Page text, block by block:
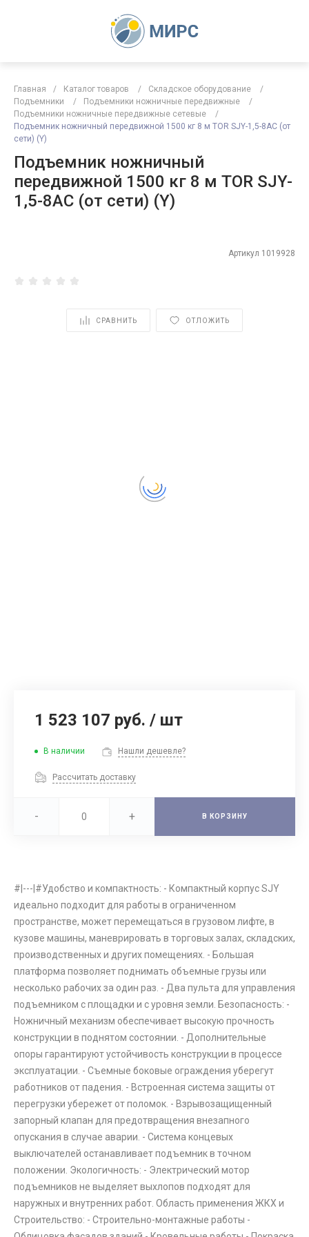
Главная / Каталог товаров / Складское оборудование
/
Подъемники
/ Подъемники ножничные передвижные
/
Подъемники ножничные передвижные сетевые
/
Подъемник ножничный передвижной 1500 кг 8 м TOR SJY-1,5-8AC (от
сети) (Y)
Подъемник ножничный
передвижной 1500 кг 8 м TOR SJY-
1,5-8AC (от сети) (Y)
Артикул 1019928
СРАВНИТЬ ОТЛОЖИТЬ
1 523 107 руб. / шт
В наличии Нашли дешевле?
Рассчитать доставку
- + В КОРЗИНУ
#|---|#Удобство и компактность: - Компактный корпус SJY
идеально подходит для работы в ограниченном
пространстве, может перемещаться в грузовом лифте, в
кузове машины, маневрировать в торговых залах, складских,
производственных и других помещениях. - Большая
платформа позволяет поднимать объемные грузы или
несколько рабочих за один раз. - Два пульта для управления
подъемником с площадки и с уровня земли. Безопасность: -
Ножничный механизм обеспечивает высокую прочность
конструкции в поднятом состоянии. - Дополнительные
опоры гарантируют устойчивость конструкции в процессе
эксплуатации. - Съемные боковые ограждения уберегут
работников от падения. - Встроенная система защиты от
перегрузки убережет от поломок. - Взрывозащищенный
запорный клапан для предотвращения внезапного
опускания в случае аварии. - Система концевых
выключателей останавливает подъемник в точном
положении. Экологичность: - Электрический мотор
подъемников не выделяет выхлопов подходят для
наружных и внутренних работ. Область применения ЖКХ и
Строительство: - Строительно-монтажные работы -